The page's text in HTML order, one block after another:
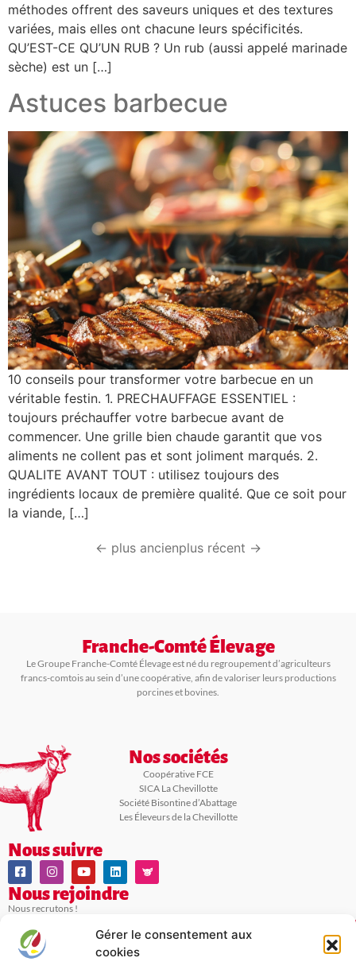
Gérer le consentement aux
cookies
méthodes offrent des saveurs uniques et des textures
variées, mais elles ont chacune leurs spécificités.
QU’EST-CE QU’UN RUB ? Un rub (aussi appelé marinade
sèche) est un […]
Astuces barbecue
10 conseils pour transformer votre barbecue en un
véritable festin. 1. PRECHAUFFAGE ESSENTIEL :
toujours préchauffer votre barbecue avant de
commencer. Une grille bien chaude garantit que vos
aliments ne collent pas et sont joliment marqués. 2.
QUALITE AVANT TOUT : utilisez toujours des
ingrédients locaux de première qualité. Que ce soit pour
la viande, […]
← plus ancienplus récent →
Franche-Comté Élevage
Le Groupe Franche-Comté Élevage est né du regroupement d’agriculteurs
francs-comtois au sein d’une coopérative, afin de valoriser leurs productions
porcines et bovines.
Nos sociétés
Coopérative FCE
SICA La Chevillotte
Société Bisontine d’Abattage
Les Éleveurs de la Chevillotte
Nous suivre
Nous rejoindre
Nous recrutons !
Nous contacter